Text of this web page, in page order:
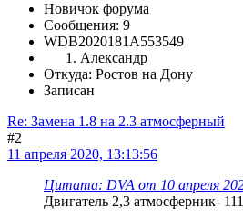
Новичок форума
Сообщения: 9
WDB2020181A553549
Александр
Откуда: Ростов на Дону
Записан
Re: Замена 1.8 на 2.3 атмосферный
#2
11 апреля 2020, 13:13:56
Цитата: DVA от 10 апреля
Двигатель 2,3 атмосферник-